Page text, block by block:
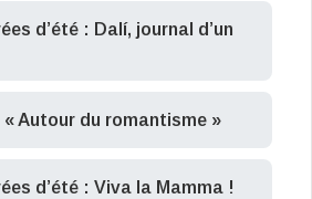
d’été : Dalí, journal d’un
Autour du romantisme »
d’été : Viva la Mamma !